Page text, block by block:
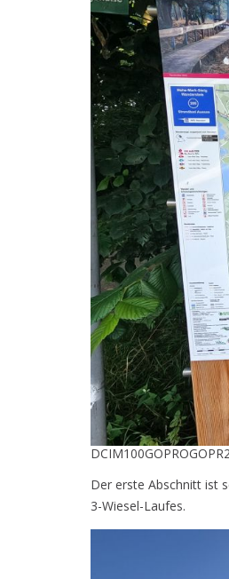
Der erste Abschnitt ist
3-Wiesel-Laufes.